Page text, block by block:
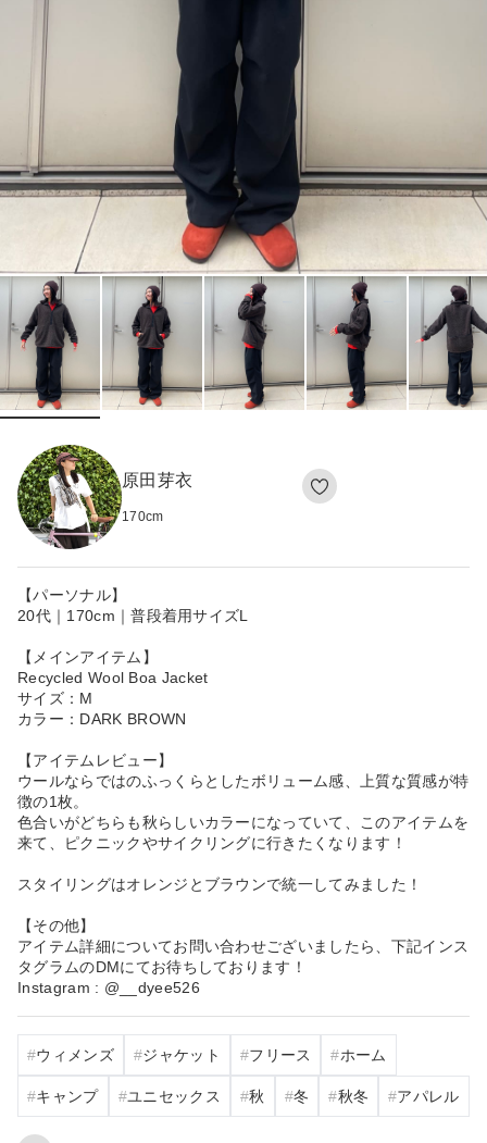
原田芽衣
170cm
【パーソナル】
20代｜170cm｜普段着用サイズL
【メインアイテム】
Recycled Wool Boa Jacket
サイズ：M
カラー：DARK BROWN
【アイテムレビュー】
ウールならではのふっくらとしたボリューム感、上質な質感が特
徴の1枚。
色合いがどちらも秋らしいカラーになっていて、このアイテムを
来て、ピクニックやサイクリングに行きたくなります！
スタイリングはオレンジとブラウンで統一してみました！
【その他】
アイテム詳細についてお問い合わせございましたら、下記インス
タグラムのDMにてお待ちしております！
Instagram : @__dyee526
ウィメンズ ジャケット フリース ホーム
キャンプ ユニセックス 秋 冬 秋冬 アパレル